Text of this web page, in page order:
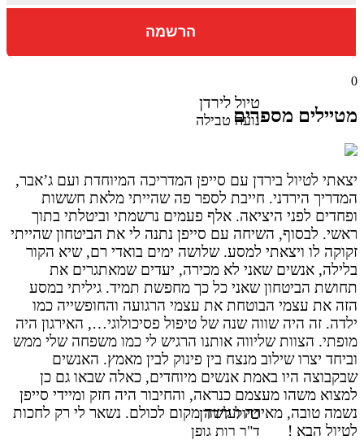
הרשמה
0
מטיילים מספרים
טיול לירדן
נועה טבילה
יצאתי לטיול בירדן עם סייפן המדריכה המיוחדת ועם ג’אבר,
המדריך הירדני. חייבת לספר פה שהייתי מלאת חששות
ופחדים לפני היציאה. אלף פעמים נרשמתי וביטלתי בתוך
ראשי. לבסוף, השיחה עם סייפן נתנה לי את הביטחון שהייתי
זקוקה לו ויצאתי למסע. שלושה ימים בואדי רם, שיא הקור
בלילה, אנשים שאני לא מכירה, יעדים שמאתגרים את
תחושת הביטחון שאני כל כך מחפשת תמיד. גיליתי במסע
הזה את עצמי הבוטחת את עצמי הרגועה והחופשייה כמו
ילדה. זה היה שווה שנה של טיפול פסיכולוגי…, האירגון היה
מופתי. הצוות שליווה אותנו הרגיש לי כמו משפחה שלי ממש
וביחד יצרו שילוב מנצח בין פינוק לבין מאמץ. האנשים
שבקבוצה היו באמת אנשים מיוחדים, כאלה שבאו גם כן
למצוא משהו מעצמם כנראה, והחיבור היה חזק ומיידי סייפן
נשמה טובה, מאירה ועושה מקום לכולם. נשאר לי רק לחכות
לטיול הבא !
טיול לירדן
ד"ר רות גופן